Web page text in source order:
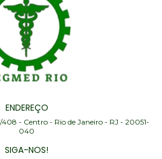
ENDEREÇO
408 - Centro - Rio de Janeiro - RJ - 20051-
040
SIGA-NOS!